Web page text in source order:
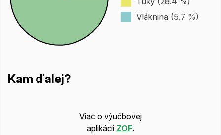
Vláknina (5.7 %)
Kam ďalej?
Viac o výučbovej
aplikácii ZOF.